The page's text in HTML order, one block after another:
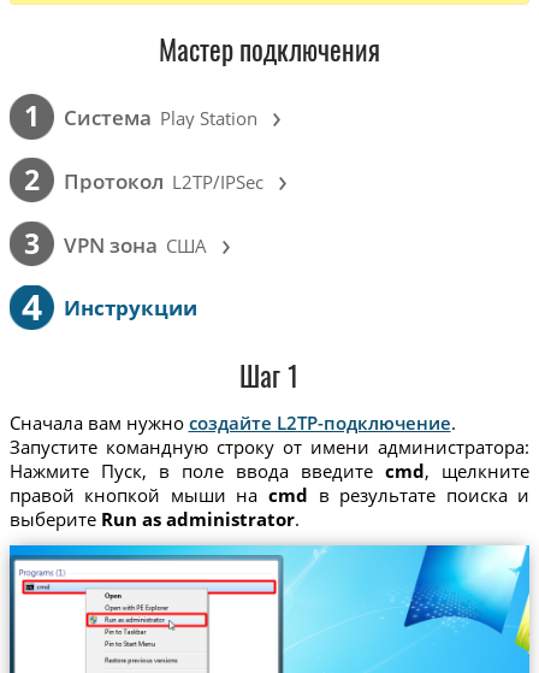
Мастер подключения
1 Cистема Play Station ›
2 Протокол L2TP/IPSec ›
3 VPN зона США ›
4 Инструкции
Шаг 1
Сначала вам нужно создайте L2TP-подключение.
Запустите командную строку от имени администратора:
Нажмите Пуск, в поле ввода введитеcmd, щелкните
правой кнопкой мыши на cmd в результате поиска и
выберите Run as administrator.